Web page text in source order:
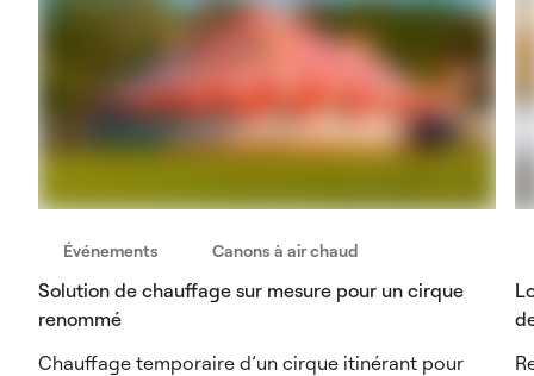
Événements Canons à air chaud
Solution de chauffage sur mesure pour un cirque
renommé​
Chauffage temporaire d’un cirque itinérant pour